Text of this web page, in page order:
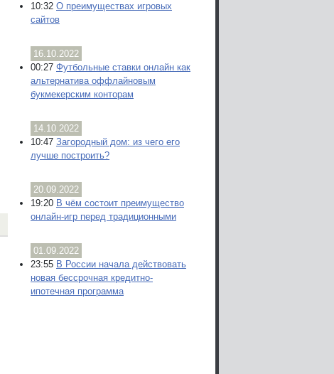
10:32 О преимуществах игровых
сайтов
16.10.2022
00:27 Футбольные ставки онлайн как
альтернатива оффлайновым
букмекерским конторам
14.10.2022
10:47 Загородный дом: из чего его
лучше построить?
20.09.2022
19:20 В чём состоит преимущество
онлайн-игр перед традиционными
01.09.2022
23:55 В России начала действовать
новая бессрочная кредитно-
ипотечная программа